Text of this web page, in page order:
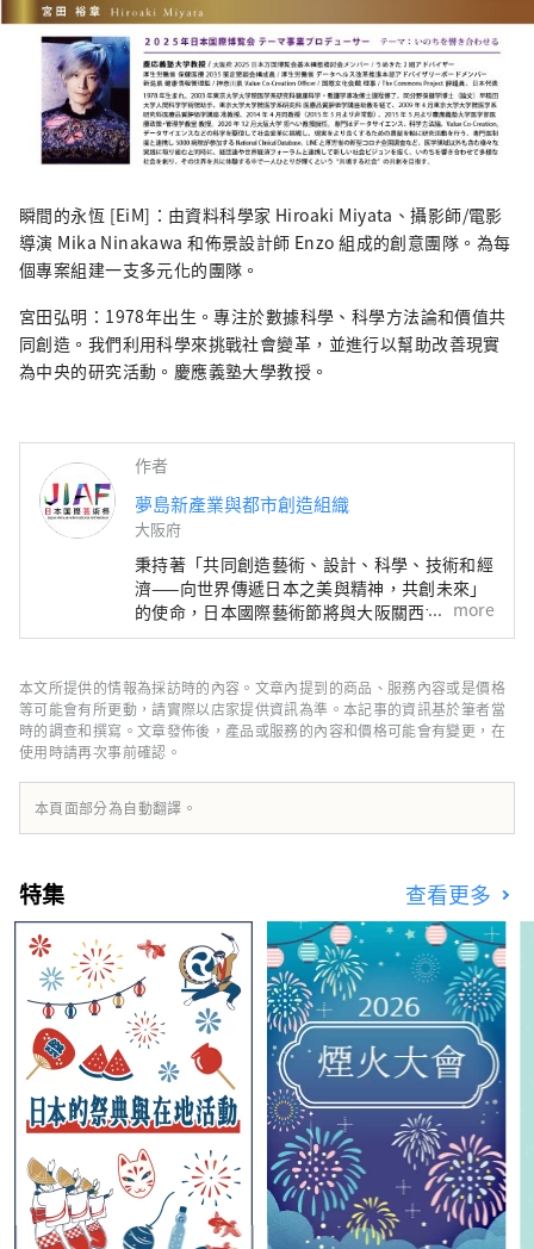
廈，大阪市北區梅田3-4-5，郵編：530-0001
信箱：info@yumeshimakikou.com 電話：
06-6136-8803
***************************************
瞬間的永恆 [EiM]：由資料科學家 Hiroaki Miyata、攝影師/電影
導演 Mika Ninakawa 和佈景設計師 Enzo 組成的創意團隊。為每
個專案組建一支多元化的團隊。
宮田弘明：1978年出生。專注於數據科學、科學方法論和價值共
同創造。我們利用科學來挑戰社會變革，並進行以幫助改善現實
為中央的研究活動。慶應義塾大學教授。
作者
夢島新產業與都市創造組織
大阪府
秉持著「共同創造藝術、設計、科學、技術和經
濟——向世界傳遞日本之美與精神，共創未來」
的使命，日本國際藝術節將與大阪關西世博會同
期舉辦，為期六個月。屆時，將有來自158個國
博會場館、京都、大阪、關西以及日本各地的網
路平台，共同建構文化藝術、經濟社會之間的良
性循環，並致力於創造一個充滿光彩的美好未
來。我們希望世博會能成為與世界各國在多元文
化藝術、科學技術和經濟領域拓展合作共創的契
機。
廈，大阪市北區梅田3-4-5，郵編：530-0001
信箱：info@yumeshimakikou.com 電話：
06-6136-8803
***************************************
more
本文所提供的情報為採訪時的內容。文章內提到的商品、服務內容或是價格
等可能會有所更動，請實際以店家提供資訊為準。本記事的資訊基於筆者當
時的調查和撰寫。文章發佈後，產品或服務的內容和價格可能會有變更，在
使用時請再次事前確認。
本頁面部分為自動翻譯。
特集 查看更多